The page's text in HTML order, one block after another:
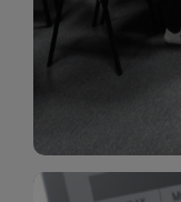
Biblioteka